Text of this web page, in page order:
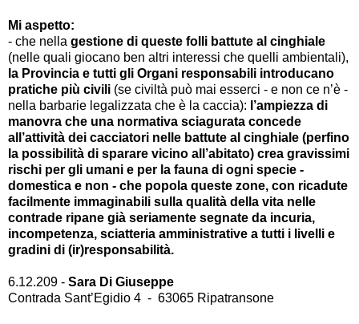
Mi aspetto:
- che nella gestione di queste folli battute al cinghiale
(nelle quali giocano ben altri interessi che quelli ambientali),
la Provincia e tutti gli Organi responsabili introducano
pratiche più civili (se civiltà può mai esserci - e non ce n’è -
nella barbarie legalizzata che è la caccia): l’ampiezza di
manovra che una normativa sciagurata concede
all’attività dei cacciatori nelle battute al cinghiale (perfino
la possibilità di sparare vicino all’abitato) crea gravissimi
rischi per gli umani e per la fauna di ogni specie -
domestica e non - che popola queste zone, con ricadute
facilmente immaginabili sulla qualità della vita nelle
contrade ripane già seriamente segnate da incuria,
incompetenza, sciatteria amministrative a tutti i livelli e
gradini di (ir)responsabilità.
6.12.209 - Sara Di Giuseppe
Contrada Sant’Egidio 4 - 63065 Ripatransone